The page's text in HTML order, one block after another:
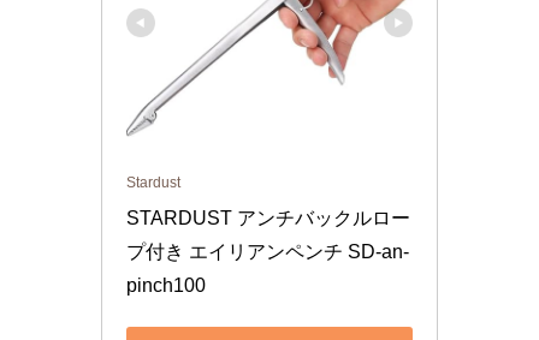
Stardust
STARDUST アンチバックルロー
プ付き エイリアンペンチ SD-an-
pinch100